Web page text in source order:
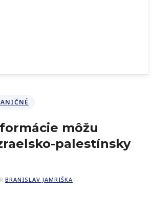
môžu
palestínsky
BRANISLAV JAMRIŠKA